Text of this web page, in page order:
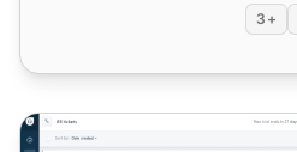
+3